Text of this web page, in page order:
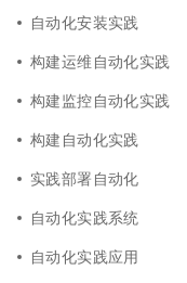
自动化安装实践
构建运维自动化实践
构建监控自动化实践
构建自动化实践
实践部署自动化
自动化实践系统
自动化实践应用